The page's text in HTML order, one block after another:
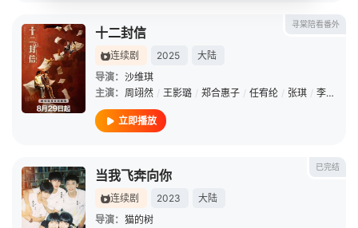
寻棠陪看番外
十二封信
连续剧 2025
大陆
导演： 沙维琪
主演： 周翊然 / 王影璐 / 郑合惠子 / 任宥纶 / 张琪 / 李易祥
立即播放
已完结
当我飞奔向你
连续剧 2023
大陆
导演： 猫的树